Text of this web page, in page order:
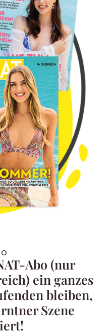
Abo (nur
ein ganzes
bleiben,
Szene